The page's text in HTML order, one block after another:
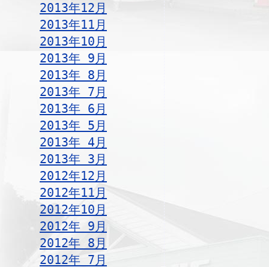
2013年12月
2013年11月
2013年10月
2013年 9月
2013年 8月
2013年 7月
2013年 6月
2013年 5月
2013年 4月
2013年 3月
2012年12月
2012年11月
2012年10月
2012年 9月
2012年 8月
2012年 7月